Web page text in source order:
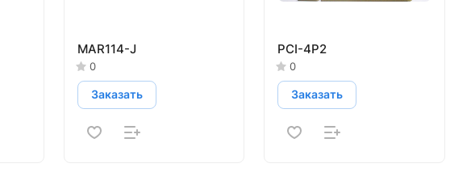
MAR114-J
0
Заказать
PCI-4P2
0
Заказать